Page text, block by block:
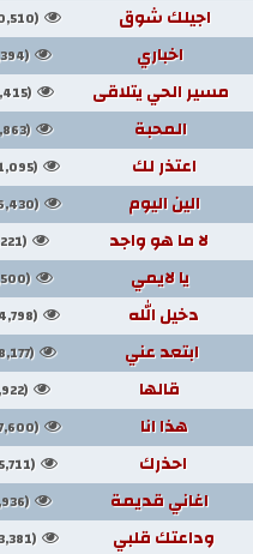
اجيلك شوق (20,510)
اخباري (5,394)
مسير الحي يتلاقى (4,415)
المحبة (4,863)
اعتذر لك (21,095)
الين اليوم (26,430)
لا ما هو واجد (2,221)
يا لايمي (2,500)
دخيل الله (14,798)
ابتعد عني (18,177)
قالها (6,922)
هذا انا (17,600)
احذرك (15,711)
اغاني قديمة (6,936)
وداعتك قلبي (13,381)